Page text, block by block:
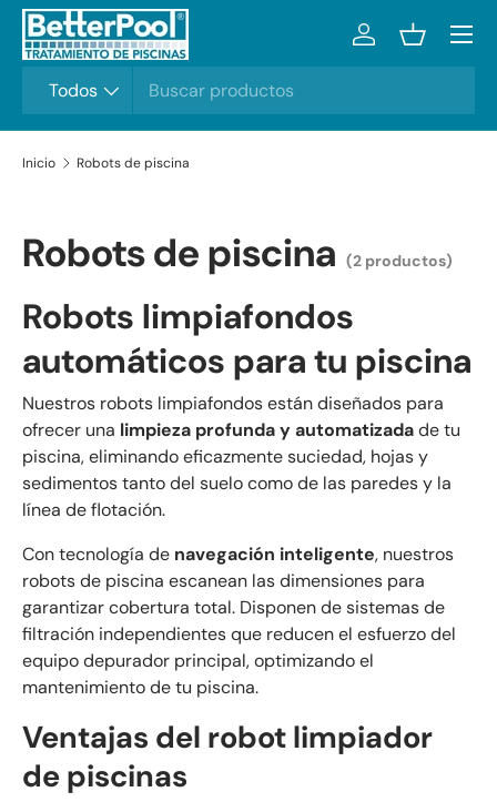
Ir al contenido
Todos
Iniciar sesión
Cesta
Menú
Inicio Robots de piscina
Robots de piscina (2 productos)
Robots limpiafondos
automáticos para tu piscina
Nuestros robots limpiafondos están diseñados para
ofrecer una limpieza profunda y automatizadade tu
piscina, eliminando eficazmente suciedad, hojas y
sedimentos tanto del suelo como de las paredes y la
línea de flotación.
Con tecnología de navegación inteligente, nuestros
robots de piscina escanean las dimensiones para
garantizar cobertura total. Disponen de sistemas de
filtración independientes que reducen el esfuerzo del
equipo depurador principal, optimizando el
mantenimiento de tu piscina.
Ventajas del robot limpiador
de piscinas